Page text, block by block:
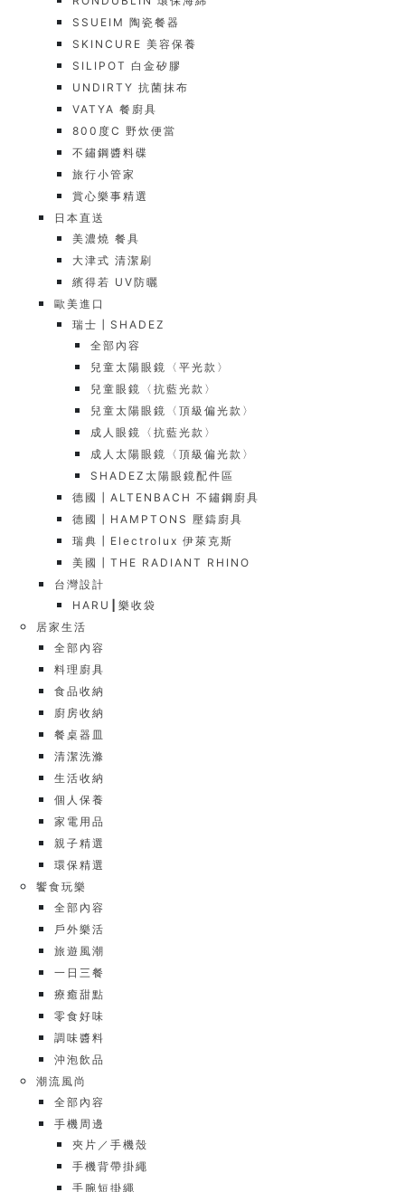
SSUEIM 陶瓷餐器
SKINCURE 美容保養
SILIPOT 白金矽膠
UNDIRTY 抗菌抹布
VATYA 餐廚具
800度C 野炊便當
不鏽鋼醬料碟
旅行小管家
賞心樂事精選
日本直送
美濃燒 餐具
大津式 清潔刷
繽得若 UV防曬
歐美進口
瑞士┃SHADEZ
全部內容
兒童太陽眼鏡〈平光款〉
兒童眼鏡〈抗藍光款〉
兒童太陽眼鏡〈頂級偏光款〉
成人眼鏡〈抗藍光款〉
成人太陽眼鏡〈頂級偏光款〉
SHADEZ太陽眼鏡配件區
德國┃ALTENBACH 不鏽鋼廚具
德國┃HAMPTONS 壓鑄廚具
瑞典┃Electrolux 伊萊克斯
美國┃THE RADIANT RHINO
台灣設計
HARU┃樂收袋
居家生活
全部內容
料理廚具
食品收納
廚房收納
餐桌器皿
清潔洗滌
生活收納
個人保養
家電用品
親子精選
環保精選
饗食玩樂
全部內容
戶外樂活
旅遊風潮
一日三餐
療癒甜點
零食好味
調味醬料
沖泡飲品
潮流風尚
全部內容
手機周邊
夾片／手機殼
手機背帶掛繩
手腕短掛繩